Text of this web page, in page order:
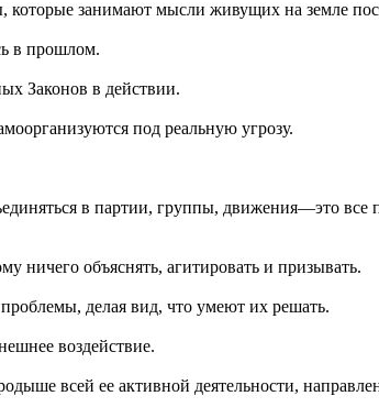
которые занимают мысли живущих на земле
в прошлом.
Законов в действии.
под реальную угрозу.
в партии, группы, движения—это все
ничего объяснять, агитировать и призывать.
делая вид, что умеют их решать.
воздействие.
всей ее активной деятельности,